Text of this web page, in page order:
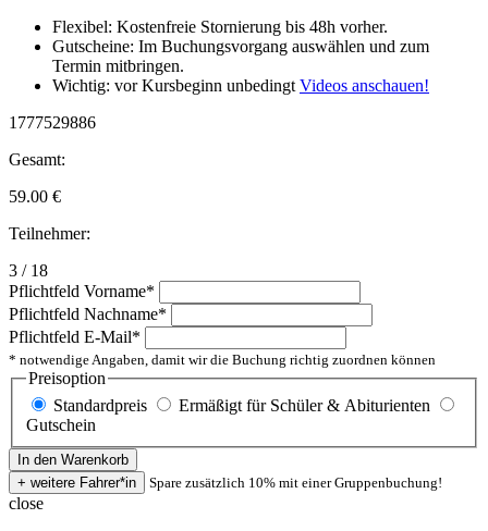
Flexibel: Kostenfreie Stornierung bis 48h vorher.
Gutscheine: Im Buchungsvorgang auswählen und zum
Termin mitbringen.
Wichtig: vor Kursbeginn unbedingt Videos anschauen!
1777529886
Gesamt:
59.00 €
Teilnehmer:
3 / 18
Pflichtfeld Vorname*
Pflichtfeld Nachname*
Pflichtfeld E-Mail*
* notwendige Angaben, damit wir die Buchung richtig zuordnen können
Preisoption
Standardpreis
Ermäßigt für Schüler & Abiturienten
Gutschein
Spare zusätzlich 10% mit einer Gruppenbuchung!
close